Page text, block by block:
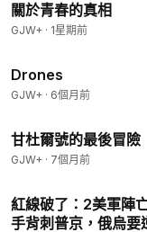
關於青春的真相
GJW+ · 1星期前
Drones
GJW+ · 6個月前
甘杜爾號的最後冒險
GJW+ · 7個月前
紅線破了：2美軍陣
手背刺普京，俄烏要